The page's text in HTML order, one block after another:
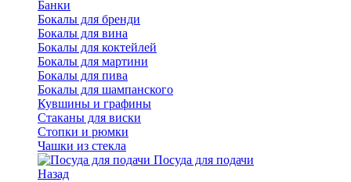
Банки
Бокалы для бренди
Бокалы для вина
Бокалы для коктейлей
Бокалы для мартини
Бокалы для пива
Бокалы для шампанского
Кувшины и графины
Стаканы для виски
Стопки и рюмки
Чашки из стекла
Посуда для подачи
Назад